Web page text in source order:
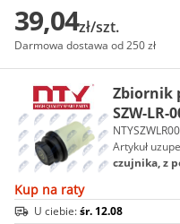
39,04zł/szt.
Darmowa dostawa od 250 zł
Zbiornik
SZW-LR-
Artykuł
czujnika, z
Kup na raty
U ciebie:śr. 12.08